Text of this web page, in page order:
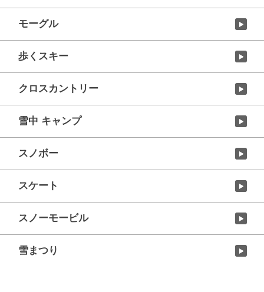
モーグル
歩くスキー
クロスカントリー
雪中 キャンプ
スノボー
スケート
スノーモービル
雪まつり